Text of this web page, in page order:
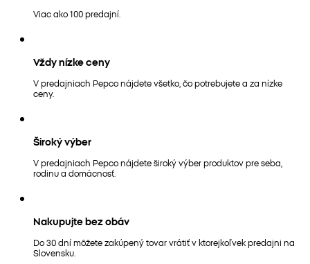
Viac ako 100 predajní.
Vždy nízke ceny
V predajniach Pepco nájdete všetko, čo potrebujete a za nízke
ceny.
Široký výber
V predajniach Pepco nájdete široký výber produktov pre seba,
rodinu a domácnosť.
Nakupujte bez obáv
Do 30 dní môžete zakúpený tovar vrátiť v ktorejkoľvek predajni na
Slovensku.